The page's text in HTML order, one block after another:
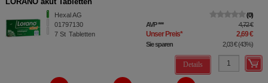
Hexal AG
01797130
7 St Tabletten
0
AVP*** 4,72 €
Unser Preis* 2,69 €
Sie sparen 2,03 €(43%)
Details